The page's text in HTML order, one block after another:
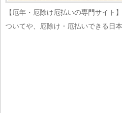
【厄年・厄除け厄払いの専門サイト
ついてや、厄除け・厄払いできる日